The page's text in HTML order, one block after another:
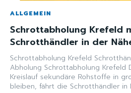
ALLGEMEIN
Schrottabholung Krefeld
Schrotthändler in der
Schrottabholung Krefeld
Abholung Schrottabholung Krefeld
Kreislauf sekundäre Rohstoffe in
bleiben, fährt die Schrotthändler in